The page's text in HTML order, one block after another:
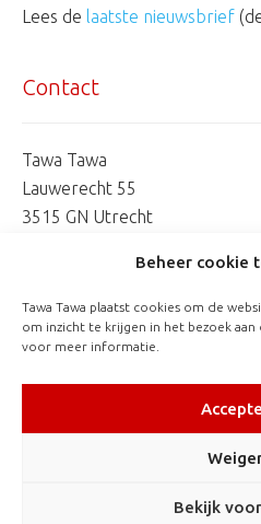
Beheer cookie
Tawa Tawa plaatst cookies om de
om inzicht te krijgen in het bezoek aan
voor meer informatie.
Bekijk
Lees de laatste nieuwsbrief
Contact
Tawa Tawa
Lauwerecht 55
3515 GN Utrecht
marionetman@tawatawa.nl
TAWA TAWA © 2026 ·